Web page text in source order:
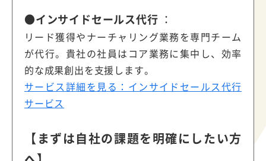
●インサイドセールス代行 ：
リード獲得やナーチャリング業務を専門チーム
が代行。貴社の社員はコア業務に集中し、効率
的な成果創出を支援します。
サービス詳細を見る：インサイドセールス代行
サービス
【まずは自社の課題を明確にしたい方